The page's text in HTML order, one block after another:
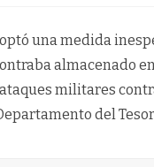
una medida
almacenado
militares
del